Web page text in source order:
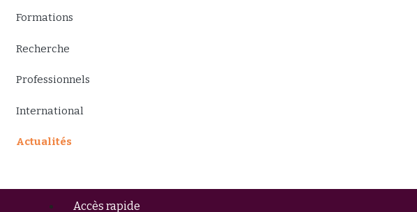
Formations
Recherche
Professionnels
International
Actualités
Accès rapide